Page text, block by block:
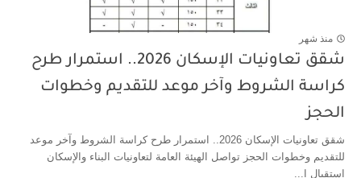
منذ شهر
شقق تعاونيات الإسكان 2026.. استمرار طرح
كراسة الشروط وآخر موعد للتقديم وخطوات
الحجز
شقق تعاونيات الإسكان 2026.. استمرار طرح كراسة الشروط وآخر موعد
للتقديم وخطوات الحجز تواصل الهيئة العامة لتعاونيات البناء والإسكان
استقبال ا...